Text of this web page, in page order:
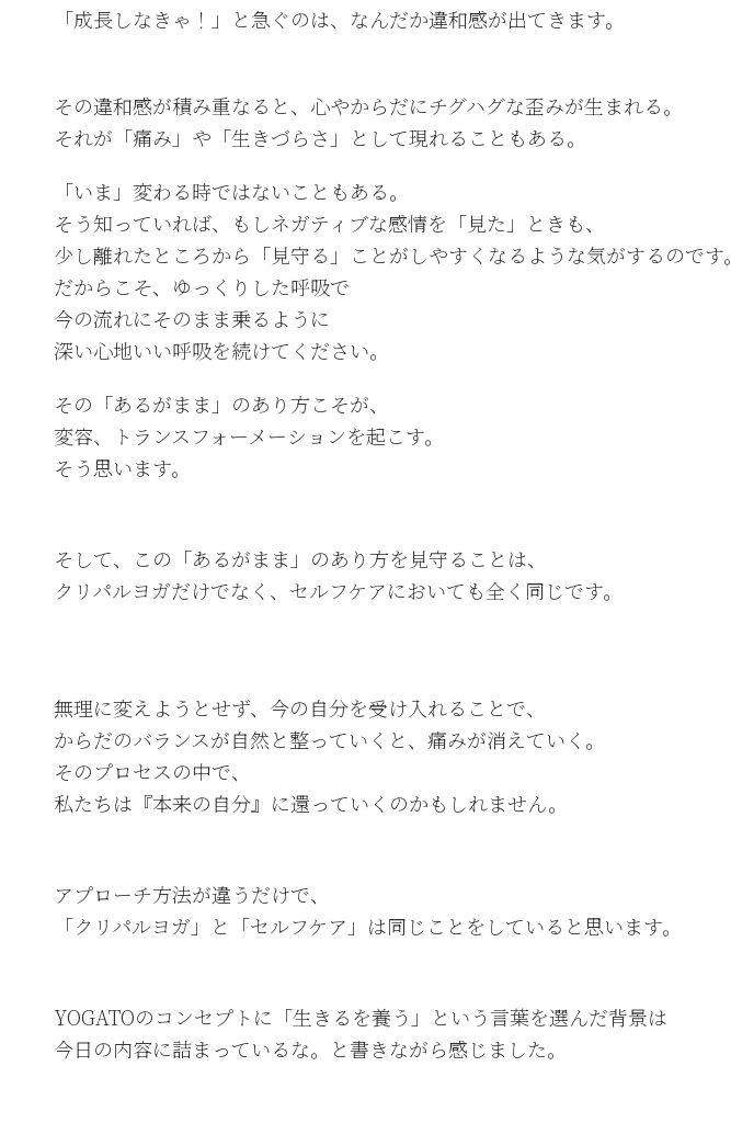
「成長しなきゃ！」と急ぐのは、なんだか違和感が出てきます。
その違和感が積み重なると、心やからだにチグハグな歪みが生まれる。
それが「痛み」や「生きづらさ」として現れることもある。
「いま」変わる時ではないこともある。
そう知っていれば、もしネガティブな感情を「見た」ときも、
少し離れたところから「見守る」ことがしやすくなるような気がするのです。
だからこそ、ゆっくりした呼吸で
今の流れにそのまま乗るように
深い心地いい呼吸を続けてください。
その「あるがまま」のあり方こそが、
変容、トランスフォーメーションを起こす。
そう思います。
そして、この「あるがまま」のあり方を見守ることは、
クリパルヨガだけでなく、セルフケアにおいても全く同じです。
無理に変えようとせず、今の自分を受け入れることで、
からだのバランスが自然と整っていくと、痛みが消えていく。
そのプロセスの中で、
私たちは『本来の自分』に還っていくのかもしれません。
アプローチ方法が違うだけで、
「クリパルヨガ」と「セルフケア」は同じことをしていると思います。
YOGATOのコンセプトに「生きるを養う」という言葉を選んだ背景は
今日の内容に詰まっているな。と書きながら感じました。